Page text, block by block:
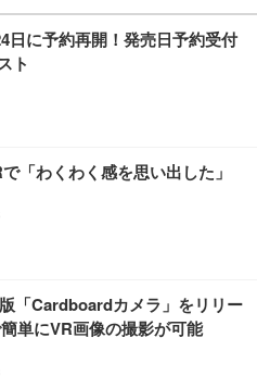
ェア デスクチェア 疲れない テレ
バックレスト 30度ロッキング機
腰サポート 90度跳ね上げ式アーム
コンチェア (ブラック)
ェア デスクチェア 疲れない テレ
バックレスト 30度ロッキング機
コンチェア (ホワイト)
スチェア デスクチェア 肘なし メ
バーサポート付き 腰サポート ガ
度回転 キャスター付き コンパク
ミングモニター DualSense 充電
）
E2724HS 27インチ 液晶モニタ
）VA 非光沢 HDMI/DisplayP
280Hz/FHD】GRAPHT THE S
Monitor 24” Essential ゲーミン
インチ 1ms FHD 量子ドット 残
ネオ・オムツ L 中型犬用 26枚入
ートベーシック) 【Amazon.co.jp
アイリスオーヤマ ペットシーツ
ペットシーツ 超厚型 お徳用 レギ
Amazon.co.jp限定】
日に予約再開！発売日予約受付
ト
「わくわく感を思い出した」
「Cardboardカメラ」をリリー
単にVR画像の撮影が可能